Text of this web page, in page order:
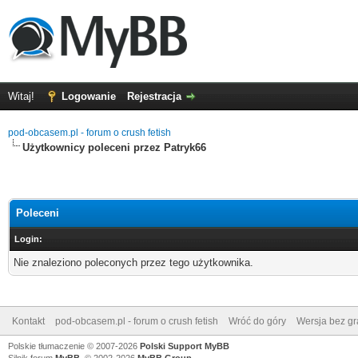
Witaj! Logowanie Rejestracja
pod-obcasem.pl - forum o crush fetish
Użytkownicy poleceni przez Patryk66
Poleceni
Login:
Nie znaleziono poleconych przez tego użytkownika.
Kontakt pod-obcasem.pl - forum o crush fetish Wróć do góry Wersja bez
Polskie tłumaczenie © 2007-2026 Polski Support MyBB